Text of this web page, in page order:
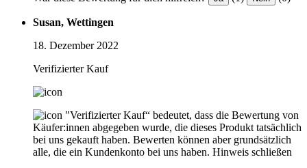
Susan, Wettingen
18. Dezember 2022
Verifizierter Kauf
"Verifizierter Kauf“ bedeutet, dass die Bewertung von
Käufer:innen abgegeben wurde, die dieses Produkt tatsächlich
bei uns gekauft haben. Bewerten können aber grundsätzlich
alle, die ein Kundenkonto bei uns haben. Hinweis schließen